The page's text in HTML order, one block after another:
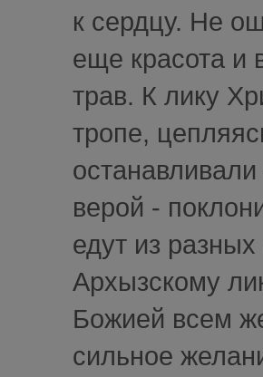
к сердцу. Не
еще красота и
трав. К лику
тропе,
верой -
едут из
Архызскому
Божией всем
сильное